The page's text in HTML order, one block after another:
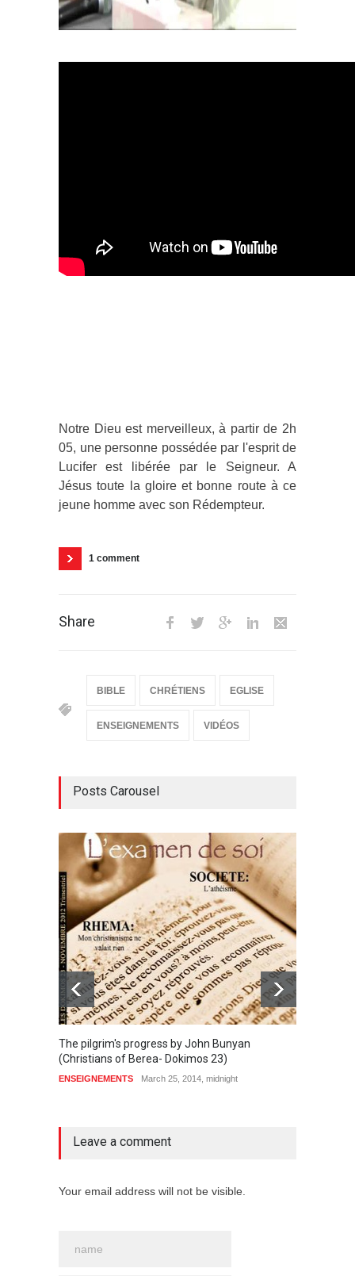
Notre Dieu est merveilleux, à partir de 2h
05, une personne possédée par l'esprit de
Lucifer est libérée par le Seigneur. A
Jésus toute la gloire et bonne route à ce
jeune homme avec son Rédempteur.
1 comment
Share
BIBLE CHRÉTIENS EGLISE
ENSEIGNEMENTS VIDÉOS
Posts Carousel
The pilgrim's progress by John Bunyan
(Christians of Berea- Dokimos 23)
ENSEIGNEMENTS March 25, 2014, midnight
Leave a comment
Your email address will not be visible.